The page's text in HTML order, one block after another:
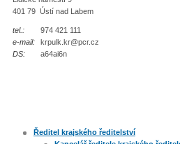
401 79 Ústí nad Labem
tel.:
974 421 111
e-mail:
krpulk.kr@pcr.cz
DS:
a64ai6n
Ředitel krajského ředitelství